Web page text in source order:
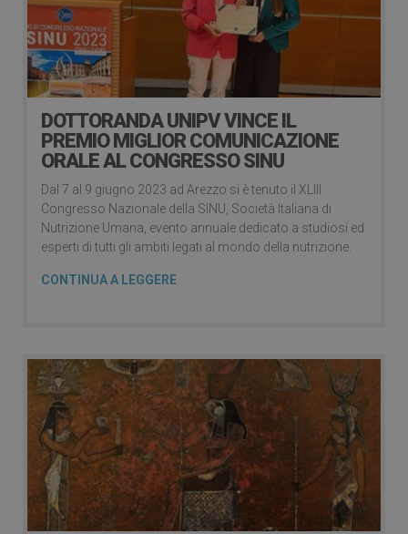
DOTTORANDA UNIPV VINCE IL
PREMIO MIGLIOR COMUNICAZIONE
ORALE AL CONGRESSO SINU
Dal 7 al 9 giugno 2023 ad Arezzo si è tenuto il XLIII
Congresso Nazionale della SINU, Società Italiana di
Nutrizione Umana, evento annuale dedicato a studiosi ed
esperti di tutti gli ambiti legati al mondo della nutrizione.
CONTINUA A LEGGERE